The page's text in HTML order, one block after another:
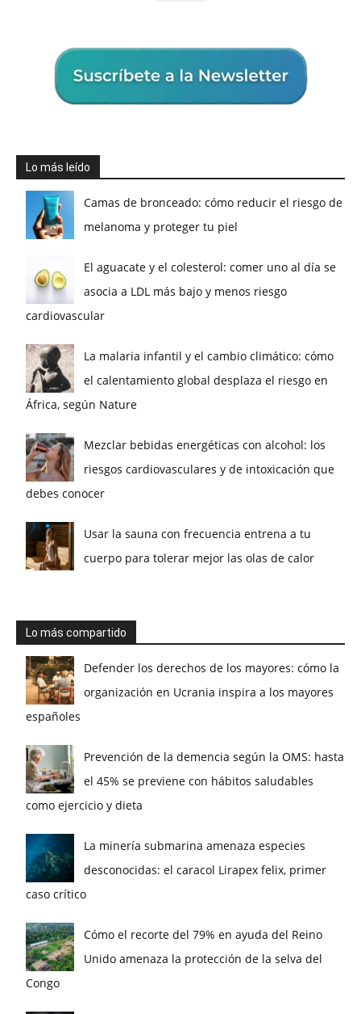
Lo más leído
Camas de bronceado: cómo reducir el riesgo de
melanoma y proteger tu piel
El aguacate y el colesterol: comer uno al día se
asocia a LDL más bajo y menos riesgo
cardiovascular
La malaria infantil y el cambio climático: cómo
el calentamiento global desplaza el riesgo en
África, según Nature
Mezclar bebidas energéticas con alcohol: los
riesgos cardiovasculares y de intoxicación que
debes conocer
Usar la sauna con frecuencia entrena a tu
cuerpo para tolerar mejor las olas de calor
Lo más compartido
Defender los derechos de los mayores: cómo la
organización en Ucrania inspira a los mayores
españoles
Prevención de la demencia según la OMS: hasta
el 45% se previene con hábitos saludables
como ejercicio y dieta
La minería submarina amenaza especies
desconocidas: el caracol Lirapex felix, primer
caso crítico
Cómo el recorte del 79% en ayuda del Reino
Unido amenaza la protección de la selva del
Congo